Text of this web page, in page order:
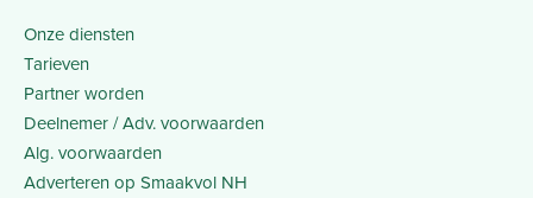
Onze diensten
Tarieven
Partner worden
Deelnemer / Adv. voorwaarden
Alg. voorwaarden
Adverteren op Smaakvol NH